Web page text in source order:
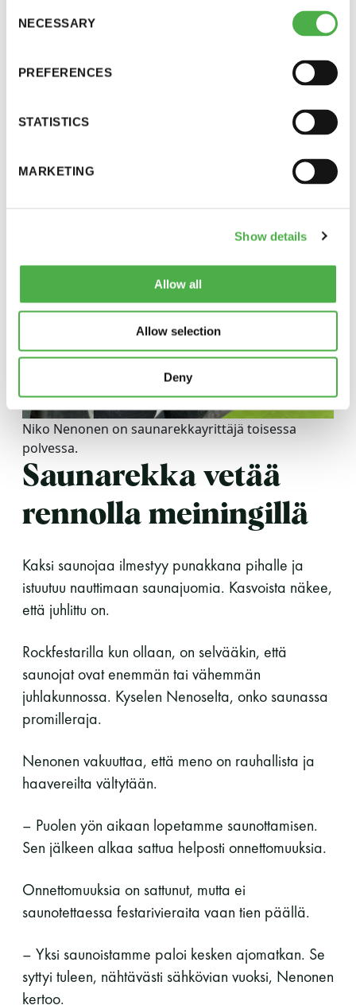
Selection
NECESSARY
PREFERENCES
STATISTICS
MARKETING
Show details
Allow all
Allow selection
Deny
Niko Nenonen on saunarekkayrittäjä toisessa
polvessa.
Saunarekka vetää
rennolla meiningillä
Kaksi saunojaa ilmestyy punakkana pihalle ja
istuutuu nauttimaan saunajuomia. Kasvoista näkee,
että juhlittu on.
Rockfestarilla kun ollaan, on selvääkin, että
saunojat ovat enemmän tai vähemmän
juhlakunnossa. Kyselen Nenoselta, onko saunassa
promilleraja.
Nenonen vakuuttaa, että meno on rauhallista ja
haavereilta vältytään.
– Puolen yön aikaan lopetamme saunottamisen.
Sen jälkeen alkaa sattua helposti onnettomuuksia.
Onnettomuuksia on sattunut, mutta ei
saunotettaessa festarivieraita vaan tien päällä.
– Yksi saunoistamme paloi kesken ajomatkan. Se
syttyi tuleen, nähtävästi sähkövian vuoksi, Nenonen
kertoo.